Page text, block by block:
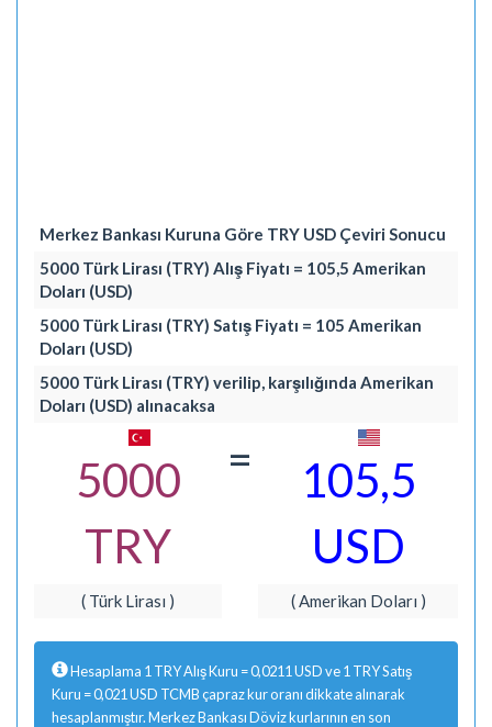
Merkez Bankası Kuruna Göre TRY USD Çeviri Sonucu
5000 Türk Lirası (TRY) Alış Fiyatı = 105,5 Amerikan
Doları (USD)
5000 Türk Lirası (TRY) Satış Fiyatı = 105 Amerikan
Doları (USD)
5000 Türk Lirası (TRY) verilip, karşılığında Amerikan
Doları (USD) alınacaksa
5000
TRY
=
105,5
USD
( Türk Lirası ) ( Amerikan Doları )
Hesaplama 1 TRY Alış Kuru = 0,0211 USD ve 1 TRY Satış
Kuru = 0,021 USD TCMB çapraz kur oranı dikkate alınarak
hesaplanmıştır. Merkez Bankası Döviz kurlarının en son